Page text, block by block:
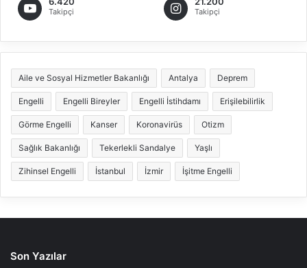
Takipçi Takipçi
Aile ve Sosyal Hizmetler Bakanlığı Antalya Deprem
Engelli Engelli Bireyler Engelli İstihdamı Erişilebilirlik
Görme Engelli Kanser Koronavirüs Otizm
Sağlık Bakanlığı Tekerlekli Sandalye Yaşlı
Zihinsel Engelli İstanbul İzmir İşitme Engelli
Son Yazılar